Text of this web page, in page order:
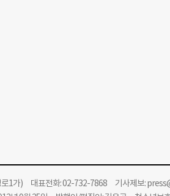
로1가) 대표전화: 02-732-7868 기사제보: